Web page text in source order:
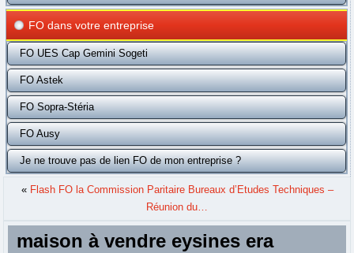
FO dans votre entreprise
FO UES Cap Gemini Sogeti
FO Astek
FO Sopra-Stéria
FO Ausy
Je ne trouve pas de lien FO de mon entreprise ?
« Flash FO la Commission Paritaire Bureaux d’Etudes Techniques –
Réunion du…
maison à vendre eysines era